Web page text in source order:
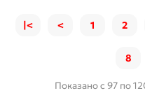
|< < 1 2
8
Показано с 97 по